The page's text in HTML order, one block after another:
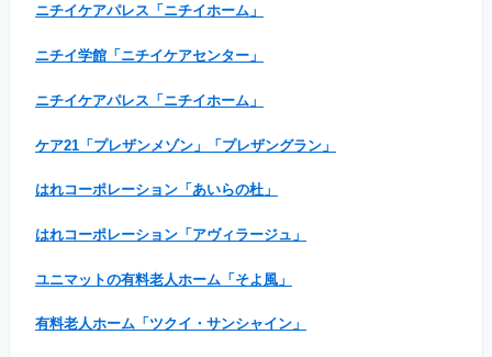
ニチイケアパレス「ニチイホーム」
ニチイ学館「ニチイケアセンター」
ニチイケアパレス「ニチイホーム」
ケア21「プレザンメゾン」「プレザングラン」
はれコーポレーション「あいらの杜」
はれコーポレーション「アヴィラージュ」
ユニマットの有料老人ホーム「そよ風」
有料老人ホーム「ツクイ・サンシャイン」